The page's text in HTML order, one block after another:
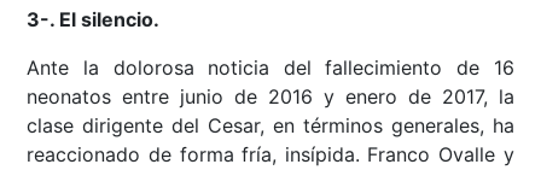
3-. El silencio.
Ante la dolorosa noticia del fallecimiento de 16
neonatos entre junio de 2016 y enero de 2017, la
clase dirigente del Cesar, en términos generales, ha
reaccionado de forma fría, insípida. Franco Ovalle y